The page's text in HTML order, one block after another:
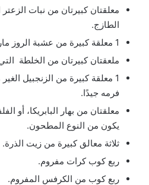
معلقتان كبيرتان من نبات الزعتر
الطازج.
1 معلقة كبيرة من عشبة الروز ماري.
ملعقتان كبيرتان من الخلطة
1 معلقة كبيرة من الزنجبيل
فرمه جيدًا.
معلقتان من بهار البابريكا، أو
يكون من النوع المطحون.
ثلاثة معالق كبيرة من زيت الذرة.
ربع كوب كرات مفروم.
ربع كوب من الكرفس المفروم.